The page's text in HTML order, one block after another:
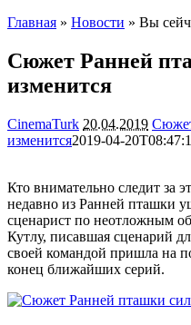
Главная » Новости » Вы
Сюжет Ранней
изменится
CinemaTurk 20.04.2019
изменится2019-04-
Кто внимательно следит за
недавно из Ранней пташки
сценарист по неотложным
Кутлу, писавшая сценарий
своей командой пришла на
конец ближайших серий.